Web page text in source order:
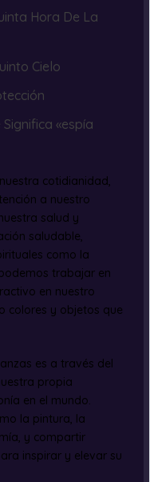
Hora De La
Cielo
«espía
cotidianidad,
a nuestro
salud y
saludable,
como la
trabajar en
en nuestro
colores y objetos que
es a través del
propia
en el mundo.
la pintura, la
y compartir
inspirar y elevar su